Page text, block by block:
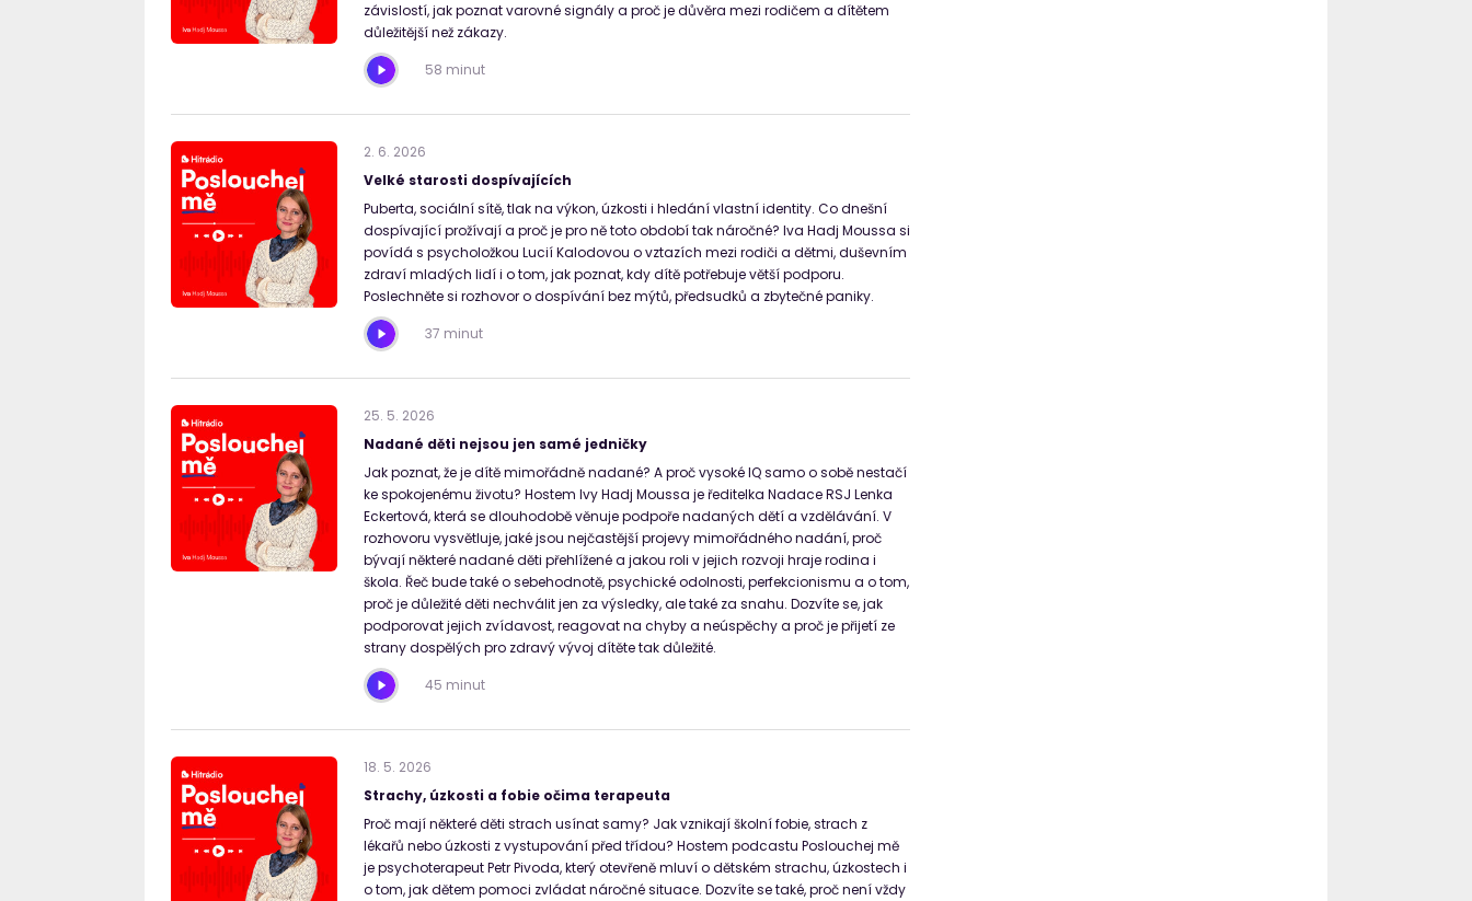
závislostí, jak poznat varovné signály a proč je důvěra mezi rodičem a dítětem
důležitější než zákazy.
58 minut
2. 6. 2026
Velké starosti dospívajících
Puberta, sociální sítě, tlak na výkon, úzkosti i hledání vlastní identity. Co dnešní
dospívající prožívají a proč je pro ně toto období tak náročné? Iva Hadj Moussa si
povídá s psycholožkou Lucií Kalodovou o vztazích mezi rodiči a dětmi, duševním
zdraví mladých lidí i o tom, jak poznat, kdy dítě potřebuje větší podporu.
Poslechněte si rozhovor o dospívání bez mýtů, předsudků a zbytečné paniky.
37 minut
25. 5. 2026
Nadané děti nejsou jen samé jedničky
Jak poznat, že je dítě mimořádně nadané? A proč vysoké IQ samo o sobě nestačí
ke spokojenému životu? Hostem Ivy Hadj Moussa je ředitelka Nadace RSJ Lenka
Eckertová, která se dlouhodobě věnuje podpoře nadaných dětí a vzdělávání. V
rozhovoru vysvětluje, jaké jsou nejčastější projevy mimořádného nadání, proč
bývají některé nadané děti přehlížené a jakou roli v jejich rozvoji hraje rodina i
škola. Řeč bude také o sebehodnotě, psychické odolnosti, perfekcionismu a o tom,
proč je důležité děti nechválit jen za výsledky, ale také za snahu. Dozvíte se, jak
podporovat jejich zvídavost, reagovat na chyby a neúspěchy a proč je přijetí ze
strany dospělých pro zdravý vývoj dítěte tak důležité.
45 minut
18. 5. 2026
Strachy, úzkosti a fobie očima terapeuta
Proč mají některé děti strach usínat samy? Jak vznikají školní fobie, strach z
lékařů nebo úzkosti z vystupování před třídou? Hostem podcastu Poslouchej mě
je psychoterapeut Petr Pivoda, který otevřeně mluví o dětském strachu, úzkostech i
o tom, jak dětem pomoci zvládat náročné situace. Dozvíte se také, proč není vždy